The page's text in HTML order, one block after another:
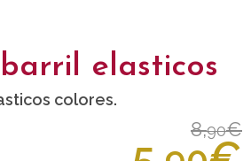
elasticos
colores.
8,90€